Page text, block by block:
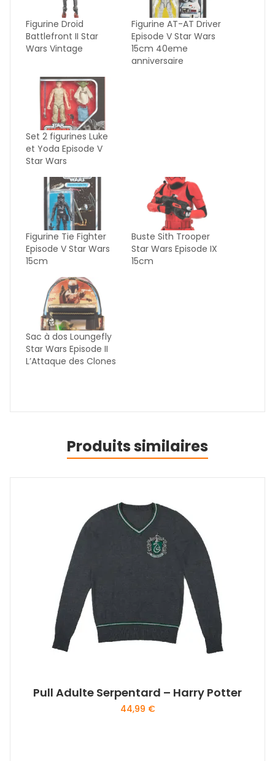
Figurine Droid
Battlefront II Star
Wars Vintage
Figurine AT-AT Driver
Episode V Star Wars
15cm 40eme
anniversaire
Set 2 figurines Luke
et Yoda Episode V
Star Wars
Figurine Tie Fighter
Episode V Star Wars
15cm
Buste Sith Trooper
Star Wars Episode IX
15cm
Sac à dos Loungefly
Star Wars Episode II
L’Attaque des Clones
Produits similaires
Pull Adulte Serpentard – Harry Potter
44,99 €